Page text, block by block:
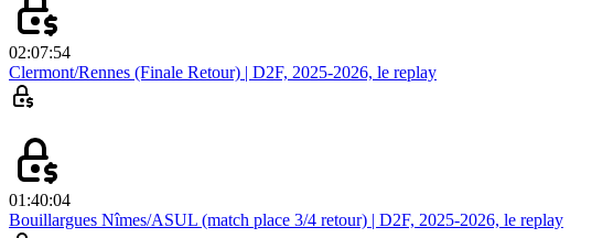
02:07:54
Clermont/Rennes (Finale Retour) | D2F, 2025-2026, le replay
01:40:04
Bouillargues Nîmes/ASUL (match place 3/4 retour) | D2F, 2025-2026, le replay